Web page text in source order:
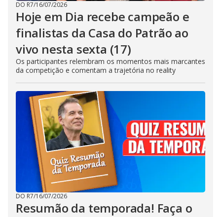
DO R7/16/07/2026
Hoje em Dia recebe campeão e
finalistas da Casa do Patrão ao
vivo nesta sexta (17)
Os participantes relembram os momentos mais marcantes
da competição e comentam a trajetória no reality
DO R7/16/07/2026
Resumão da temporada! Faça o